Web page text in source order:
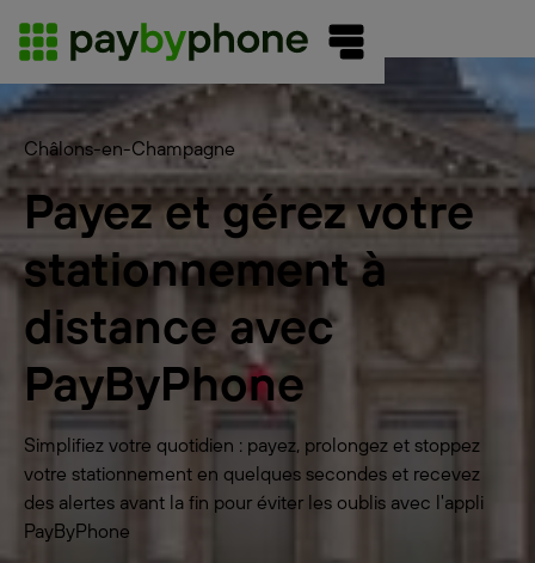
Châlons-en-Champagne
Payez et gérez votre
stationnement à
distance avec
PayByPhone
Simplifiez votre quotidien : payez, prolongez et stoppez
votre stationnement en quelques secondes et recevez
des alertes avant la fin pour éviter les oublis avec l'appli
PayByPhone